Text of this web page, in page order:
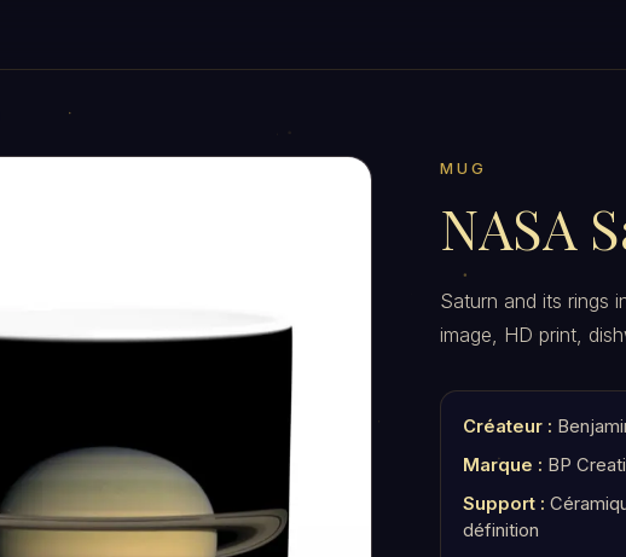
MUG
NASA
Saturn and its rings
image, HD print,
Créateur :
Marque : BP
Support :
définition